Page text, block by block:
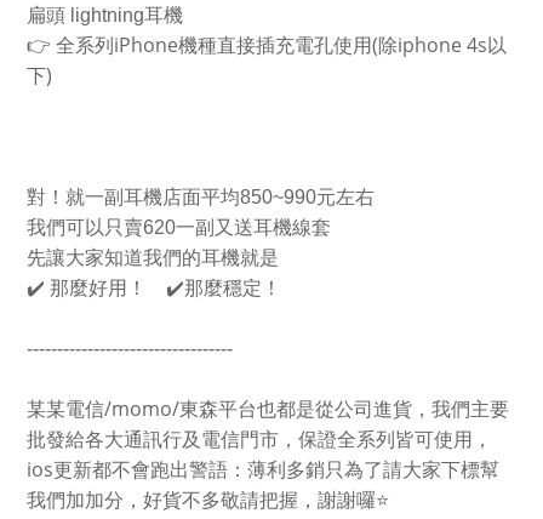
扁頭 lightning耳機
👉 全系列 iPhone機種直接插充電孔使用(除iphone 4s 以
下)
對！就一副耳機店面平均850~990元左右
我們可以只賣620一副又送耳機線套
先讓大家知道我們的耳機就是
✔ 那麼好用！ ✔那麼穩定！
----------------------------------
某某電信/momo/東森平台也都是從公司進貨，我們主要
批發給各大通訊行及電信門市，保證全系列皆可使用，
ios更新都不會跑出警語：薄利多銷只為了請大家下標幫
我們加加分，好貨不多敬請把握，謝謝囉⭐